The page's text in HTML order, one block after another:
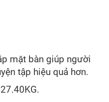
mặt bàn giúp người
tập hiệu quả hơn.